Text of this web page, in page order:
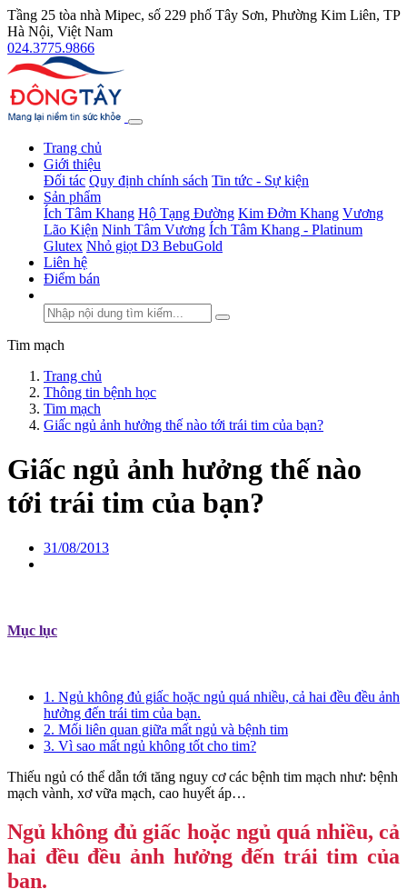
Tầng 25 tòa nhà Mipec, số 229 phố Tây Sơn, Phường Kim Liên, TP
Hà Nội, Việt Nam
024.3775.9866
Trang chủ
Giới thiệu
Đối tác Quy định chính sách Tin tức - Sự kiện
Sản phẩm
Ích Tâm Khang Hộ Tạng Đường Kim Đởm Khang Vương
Lão Kiện Ninh Tâm Vương Ích Tâm Khang - Platinum
Glutex Nhỏ giọt D3 BebuGold
Liên hệ
Điểm bán
Tim mạch
Trang chủ
Thông tin bệnh học
Tim mạch
Giấc ngủ ảnh hưởng thế nào tới trái tim của bạn?
Giấc ngủ ảnh hưởng thế nào
tới trái tim của bạn?
31/08/2013
Mục lục
1. Ngủ không đủ giấc hoặc ngủ quá nhiều, cả hai đều đều ảnh
hưởng đến trái tim của bạn.
2. Mối liên quan giữa mất ngủ và bệnh tim
3. Vì sao mất ngủ không tốt cho tim?
Thiếu ngủ có thể dẫn tới tăng nguy cơ các bệnh tim mạch như: bệnh
mạch vành, xơ vữa mạch, cao huyết áp…
Ngủ không đủ giấc hoặc ngủ quá nhiều, cả
hai đều đều ảnh hưởng đến trái tim của
bạn.